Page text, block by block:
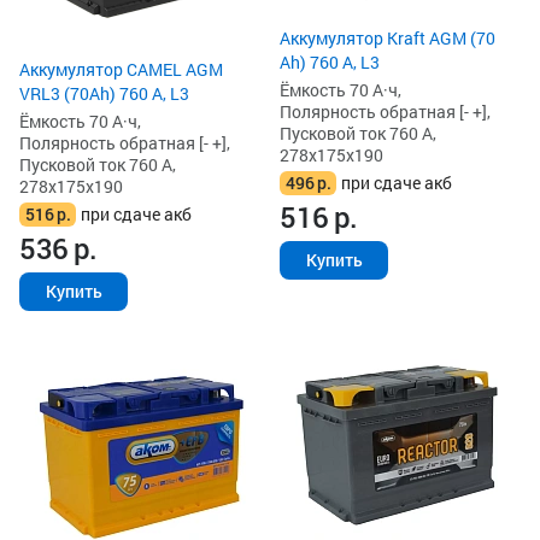
Аккумулятор CAMEL AGM
VRL3 (70Ah) 760 А, L3
Ёмкость 70 А·ч,
Полярность обратная [- +],
Пусковой ток 760 А,
278x175x190
516р. при сдаче акб
536р.
Купить
Аккумулятор Kraft AGM (70
Ah) 760 А, L3
Ёмкость 70 А·ч,
Полярность обратная [- +],
Пусковой ток 760 А,
278x175x190
496р. при сдаче акб
516р.
Купить